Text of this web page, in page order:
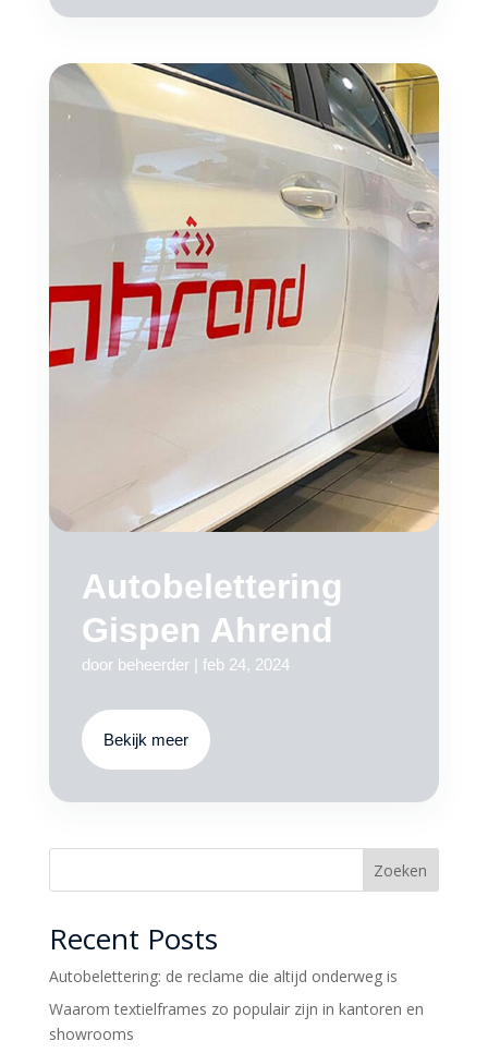
Autobelettering
Gispen Ahrend
door beheerder| feb 24, 2024
Bekijk meer
Zoeken
Recent Posts
Autobelettering: de reclame die altijd onderweg is
Waarom textielframes zo populair zijn in kantoren en
showrooms